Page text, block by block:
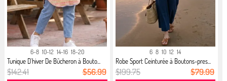
6-8 10-12 14-16 18-20
Tunique D`hiver De Bûcheron à Bouto...
$142.41 $56.99
6 8 10 12 14
Robe Sport Ceinturée à Boutons-pres...
$199.75 $79.99